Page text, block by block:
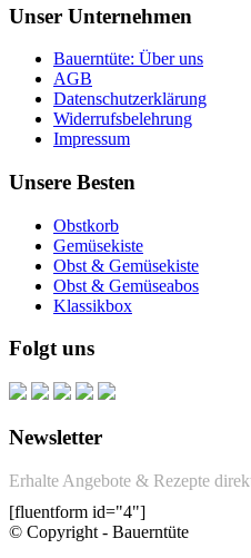
Unser Unternehmen
Bauerntüte: Über uns
AGB
Datenschutzerklärung
Widerrufsbelehrung
Impressum
Unsere Besten
Obstkorb
Gemüsekiste
Obst & Gemüsekiste
Obst & Gemüseabos
Klassikbox
Folgt uns
Newsletter
Erhalte Angebote & Rezepte
[fluentform id="4"]
© Copyright - Bauerntüte